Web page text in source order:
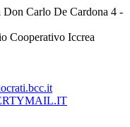
Don Carlo De Cardona 4 -
Cooperativo Iccrea